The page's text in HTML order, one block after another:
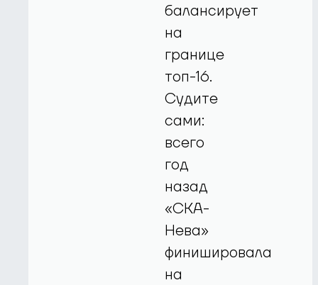
балансирует
на
границе
топ-16.
Судите
сами:
всего
год
назад
«СКА-
Нева»
финишировала
на